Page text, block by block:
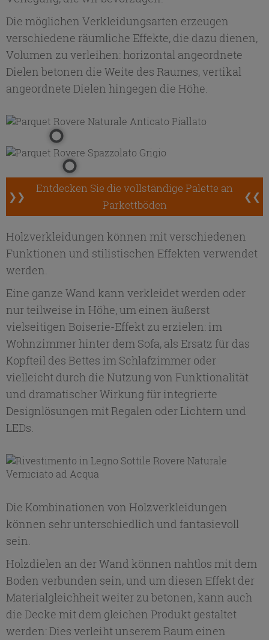
Die möglichen Verkleidungsarten erzeugen
verschiedene räumliche Effekte, die dazu dienen,
Volumen zu verleihen: horizontal angeordnete
Dielen betonen die Weite des Raumes, vertikal
angeordnete Dielen hingegen die Höhe.
❯❯
Entdecken Sie die vollständige Palette an
Parkettböden
❮❮
Holzverkleidungen können mit verschiedenen
Funktionen und stilistischen Effekten verwendet
werden.
Eine ganze Wand kann verkleidet werden oder
nur teilweise in Höhe, um einen äußerst
vielseitigen Boiserie-Effekt zu erzielen: im
Wohnzimmer hinter dem Sofa, als Ersatz für das
Kopfteil des Bettes im Schlafzimmer oder
vielleicht durch die Nutzung von Funktionalität
und dramatischer Wirkung für integrierte
Designlösungen mit Regalen oder Lichtern und
LEDs.
Die Kombinationen von Holzverkleidungen
können sehr unterschiedlich und fantasievoll
sein.
Holzdielen an der Wand können nahtlos mit dem
Boden verbunden sein, und um diesen Effekt der
Materialgleichheit weiter zu betonen, kann auch
die Decke mit dem gleichen Produkt gestaltet
werden: Dies verleiht unserem Raum einen